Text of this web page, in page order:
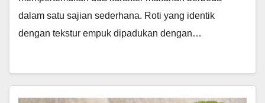
dalam satu sajian sederhana. Roti yang identik
dengan tekstur empuk dipadukan dengan…